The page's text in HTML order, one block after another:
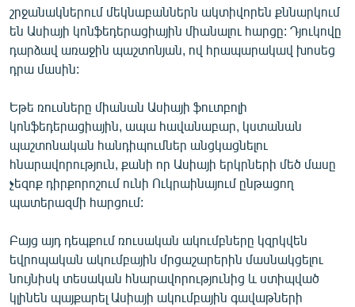
շրջանակներում մեկնաբաններն ակտիվորեն քննարկում
են Ասիայի կոնֆեդերացիային միանալու հարցը: Դյուկովը
դարձավ առաջին պաշտոնյան, ով հրապարակավ խոսեց
դրա մասին:
Եթե ռուսները միանան Ասիայի ֆուտբոլի
կոնֆեդերացիային, ապա հավանաբար, կստանան
պաշտոնական հանդիպումներ անցկացնելու
հնարավորություն, քանի որ Ասիայի երկրների մեծ մասը
չեզոք դիրքորոշում ունի Ուկրաինայում ընթացող
պատերազմի հարցում:
Բայց այդ դեպքում ռուսական ակումբները կզրկվեն
եվրոպական ակումբային մրցաշարերին մասնակցելու
նույնիսկ տեսական հնարավորությունից և ստիպված
կլինեն պայքարել Ասիայի ակումբային գավաթների